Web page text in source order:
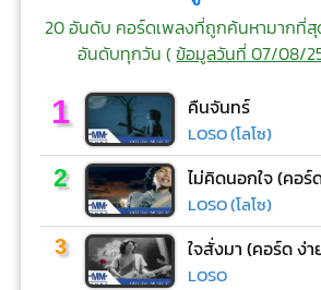
20 อันดับ คอร์ดเพลงที่ถูกค้นหามากที่สุ
อันดับทุกวัน (ข้อมูลวันที่ 07/08/
1 คืนจันทร์
LOSO (โลโซ)
2 ไม่คิดนอกใจ (คอร์
LOSO (โลโซ)
3 ใจสั่งมา (คอร์ด ง่
LOSO